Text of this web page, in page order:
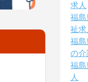
求人
福
祉求
福
の介
福
人